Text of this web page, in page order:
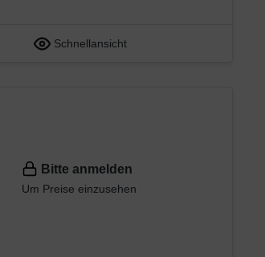
Schnellansicht
Bitte anmelden
Um Preise einzusehen